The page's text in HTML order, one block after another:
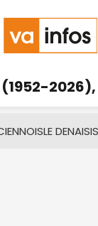
LE DENAISIS